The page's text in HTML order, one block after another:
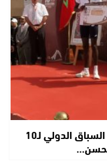
الدشيرة تحتضن النسخة الثانية من السباق الدولي لـ10
لحسن…